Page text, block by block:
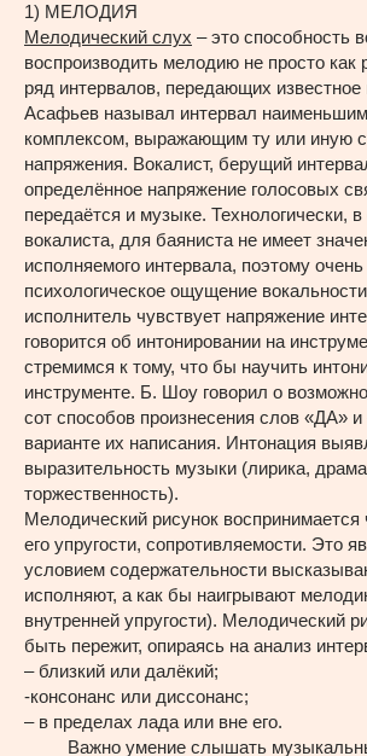
1) МЕЛОДИЯ
Мелодический слух – это способность
воспроизводить мелодию не просто как
ряд интервалов, передающих известное
Асафьев называл интервал
комплексом, выражающим ту или иную
напряжения. Вокалист, берущий
определённое напряжение голосовых
передаётся и музыке. Технологически, в
вокалиста, для баяниста не имеет
исполняемого интервала, поэтому
психологическое ощущение
исполнитель чувствует напряжение
говорится об интонировании на
стремимся к тому, что бы научить
инструменте. Б. Шоу говорил о
сот способов произнесения слов «ДА»
варианте их написания. Интонация
выразительность музыки (лирика,
торжественность).
Мелодический рисунок
его упругости, сопротивляемости. Это
условием содержательности
исполняют, а как бы наигрывают
внутренней упругости). Мелодический
быть пережит, опираясь на анализ
– близкий или далёкий;
-консонанс или диссонанс;
– в пределах лада или вне его.
Важно умение слышать